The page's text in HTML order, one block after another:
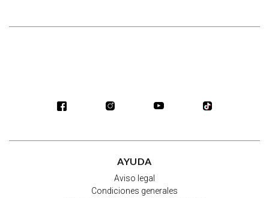
AYUDA
Aviso legal
Condiciones generales